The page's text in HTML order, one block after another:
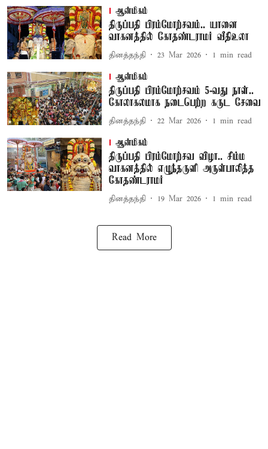
ஆன்மிகம்
திருப்பதி பிரம்மோற்சவம்.. யானை
வாகனத்தில் கோதண்டராமர் வீதிஉலா
தினத்தந்தி 23 Mar 2026 1 min read
ஆன்மிகம்
திருப்பதி பிரம்மோற்சவம் 5-வது நாள்..
கோலாகலமாக நடைபெற்ற கருட சேவை
தினத்தந்தி 22 Mar 2026 1 min read
ஆன்மிகம்
திருப்பதி பிரம்மோற்சவ விழா.. சிம்ம
வாகனத்தில் எழுந்தருளி அருள்பாலித்த
கோதண்டராமர்
தினத்தந்தி 19 Mar 2026 1 min read
Read More